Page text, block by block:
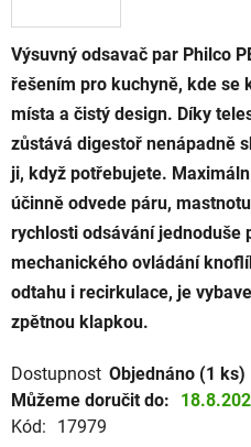
Výsuvný odsavač par Philco
řešením pro kuchyně, kde se
místa a čistý design. Díky
zůstává digestoř nenápadně
ji, když potřebujete.
účinně odvede páru,
rychlosti odsávání jednoduše
mechanického ovládání
odtahu i recirkulace, je
zpětnou klapkou.
Dostupnost Objednáno (1 ks)
Můžeme doručit do:
Kód:
17979